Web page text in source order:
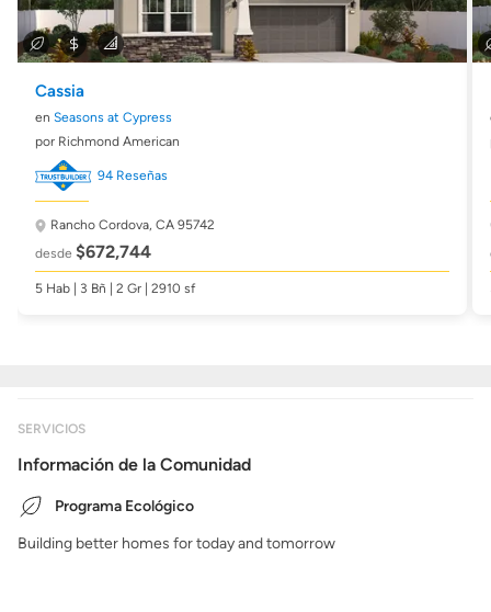
Cassia
en Seasons at Cypress
por Richmond American
94 Reseñas
Rancho Cordova, CA 95742
desde $672,744
5 Hab | 3 Bñ | 2 Gr | 2910 sf
SERVICIOS
Información de la Comunidad
Programa Ecológico
Building better homes for today and tomorrow